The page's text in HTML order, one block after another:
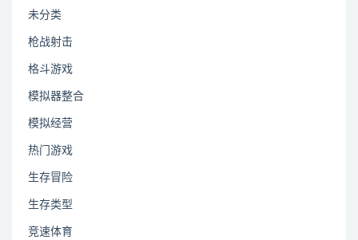
未分类
枪战射击
格斗游戏
模拟器整合
模拟经营
热门游戏
生存冒险
生存类型
竞速体育